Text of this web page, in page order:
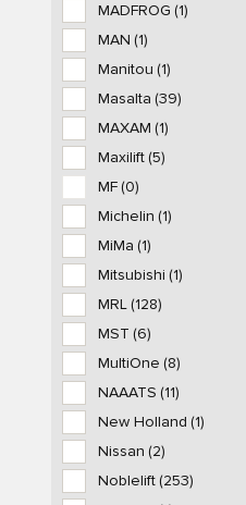
MADFROG (1)
MAN (1)
Manitou (1)
Masalta (39)
MAXAM (1)
Maxilift(5)
MF(0)
Michelin (1)
MiMa (1)
Mitsubishi (1)
MRL(128)
MST (6)
MultiOne (8)
NAAATS (11)
New Holland (1)
Nissan (2)
Noblelift(253)